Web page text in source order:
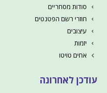
סודות מסחריים
חוזרי רשם הפטנטים
עיצובים
יזמות
אחים טויטו
עודכן לאחרונה